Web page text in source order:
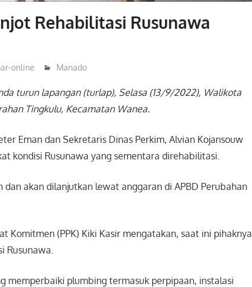
Rehabilitasi Rusunawa
online Manado
turun lapangan (turlap), Selasa (13/9/2022), Walikota
Tingkulu, Kecamatan Wanea.
Eman dan Sekretaris Dinas Perkim, Alvian Kojansouw
kondisi Rusunawa yang sementara direhabilitasi.
akan dilanjutkan lewat anggaran di APBD Perubahan
Komitmen (PPK) Kiki Kasir mengatakan, saat ini pihaknya
Rusunawa.
memperbaiki plumbing termasuk perpipaan, instalasi